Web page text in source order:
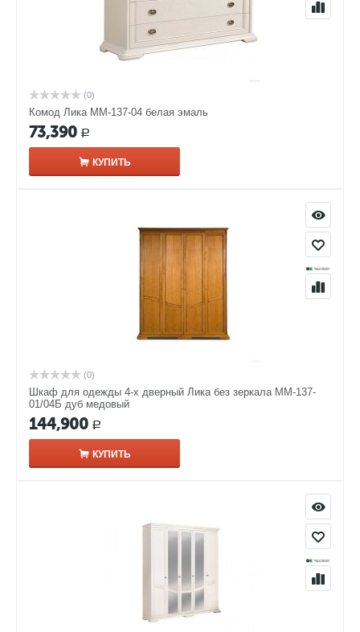
(0)
Комод Лика ММ-137-04 белая эмаль
73,390 Р
КУПИТЬ
(0)
Шкаф для одежды 4-х дверный Лика без зеркала ММ-137-
01/04Б дуб медовый
144,900 Р
КУПИТЬ